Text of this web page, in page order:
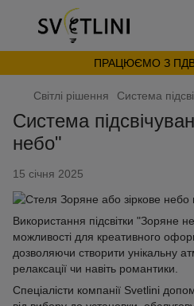
ПРАЦЮЄМО З
Світлі рішення Система
Система
небо"
15 січня 2025
Використання підсвітки "Зоряне
можливості для креативного
дозволяючи створити унікальну
релаксації чи навіть романтики.
Спеціалісти компанії Svetlini